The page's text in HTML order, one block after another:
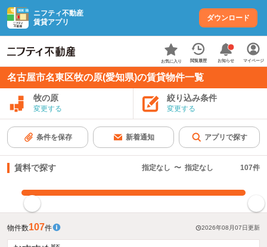
ニフティ不動産
賃貸アプリ
ダウンロード
お気に入り 閲覧履歴 お知らせ マイページ
名古屋市名東区牧の原(愛知県)の賃貸物件一覧
牧の原
変更する
絞り込み条件
変更する
条件を保存 新着通知 アプリで探す
賃料で探す 指定なし 〜 指定なし 107件
物件数107件 2026年08月07日更新